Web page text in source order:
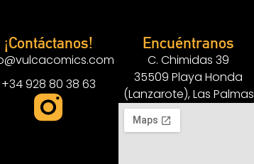
¡Contáctanos!
+34 928 80 38 63
Encuéntranos
C. Chimidas 39
35509 Playa Honda
(Lanzarote), Las Palmas